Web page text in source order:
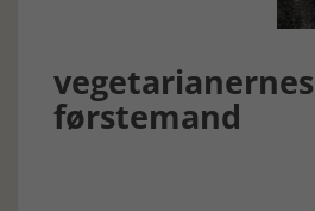
vegetarianernes
førstemand